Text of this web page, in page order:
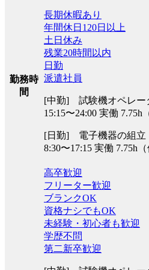
勤務時
間
長期休暇あり
年間休日120日以上
土日休み
残業20時間以内
日勤
派遣社員
[中勤] 試験機オペレー
15:15〜24:00 実働 7.75h
[日勤] 電子機器の組立
8:30〜17:15 実働 7.75h（
高卒歓迎
フリーター歓迎
ブランクOK
資格ナシでもOK
未経験・初心者も歓迎
学歴不問
第二新卒歓迎